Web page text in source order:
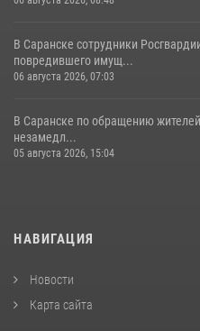
В Саранске сотрудники
повредившего имущ...
06 августа 2026, 07:03
В Саранске по обращению
незамедл...
05 августа 2026, 15:04
НАВИГАЦИЯ
Новости
Карта сайта